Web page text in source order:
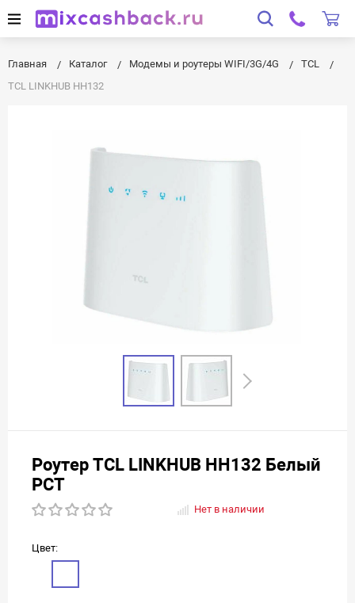
Главная Каталог Модемы и роутеры WIFI/3G/4G
TCL
TCL LINKHUB HH132
Роутер TCL LINKHUB HH132 Белый
РСТ
Нет в наличии
Цвет: